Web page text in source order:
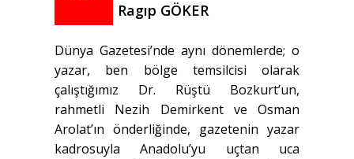
Ragıp GÖKER
Dünya Gazetesi’nde aynı dönemlerde; o
yazar, ben bölge temsilcisi olarak
çalıştığımız Dr. Rüştü Bozkurt’un,
rahmetli Nezih Demirkent ve Osman
Arolat’ın önderliğinde, gazetenin yazar
kadrosuyla Anadolu’yu uçtan uca